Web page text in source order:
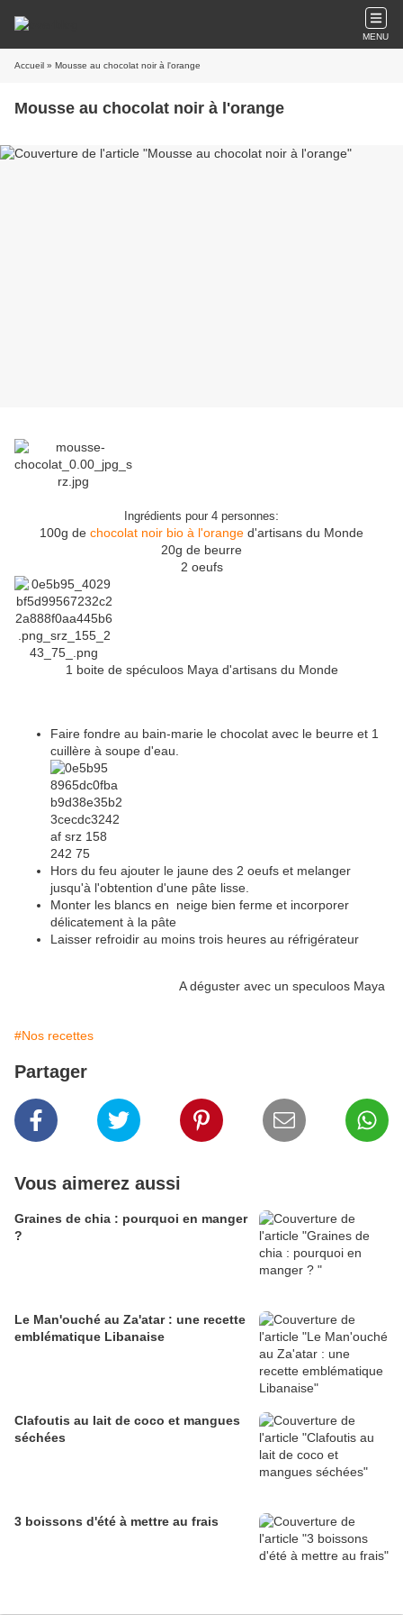
MENU
Accueil » Mousse au chocolat noir à l'orange
Mousse au chocolat noir à l'orange
Ingrédients pour 4 personnes:
100g de chocolat noir bio à l'orange d'artisans du Monde
20g de beurre
2 oeufs
1 boite de spéculoos Maya d'artisans du Monde
Faire fondre au bain-marie le chocolat avec le beurre et 1
cuillère à soupe d'eau.
Hors du feu ajouter le jaune des 2 oeufs et melanger
jusqu'à l'obtention d'une pâte lisse.
Monter les blancs en neige bien ferme et incorporer
délicatement à la pâte
Laisser refroidir au moins trois heures au réfrigérateur
A déguster avec un speculoos Maya
#Nos recettes
Partager
Vous aimerez aussi
Graines de chia : pourquoi en manger
?
Le Man'ouché au Za'atar : une recette
emblématique Libanaise
Clafoutis au lait de coco et mangues
séchées
3 boissons d'été à mettre au frais